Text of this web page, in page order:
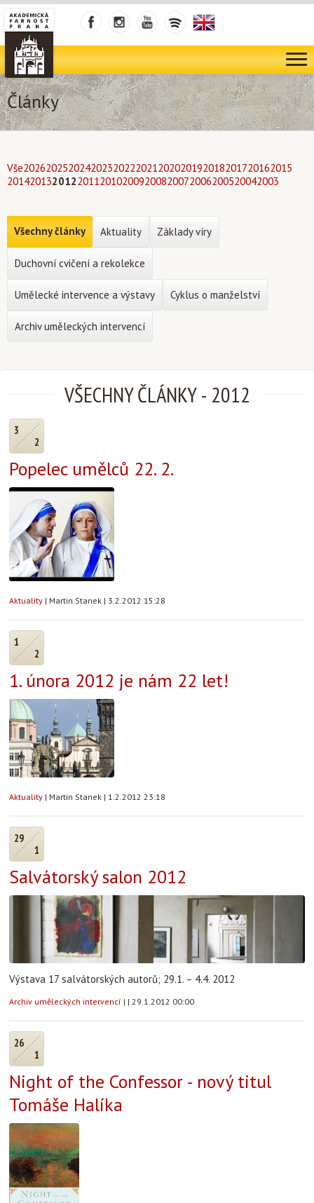
Články
Vše202620252024202320222021202020192018201720162015
201420132012201120102009200820072006200520042003
VŠECHNY ČLÁNKY- 2012
3
2
Popelec umělců 22. 2.
Aktuality | Martin Stanek | 3.2.2012 15:28
1
2
1. února 2012 je nám 22 let!
Aktuality | Martin Stanek | 1.2.2012 23:18
29
1
Salvátorský salon 2012
Výstava 17 salvátorských autorů; 29.1. – 4.4. 2012
Archiv uměleckých intervencí | | 29.1.2012 00:00
26
1
Night of the Confessor - nový titul
Tomáše Halíka
Všechny články Aktuality Základy víry
Duchovní cvičení a rekolekce
Umělecké intervence a výstavy Cyklus o manželství
Archiv uměleckých intervencí